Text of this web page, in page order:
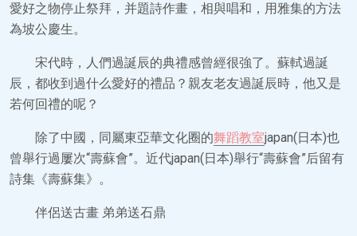
愛好之物停止祭拜，并題詩作畫，相與唱和，用雅集的方法
為坡公慶生。
宋代時，人們過誕辰的典禮感曾經很強了。蘇軾過誕
辰，都收到過什么愛好的禮品？親友老友過誕辰時，他又是
若何回禮的呢？
除了中國，同屬東亞華文化圈的舞蹈教室japan(日本)也
曾舉行過屢次“壽蘇會”。近代japan(日本)舉行“壽蘇會”后留有
詩集《壽蘇集》。
伴侶送古畫 弟弟送石鼎